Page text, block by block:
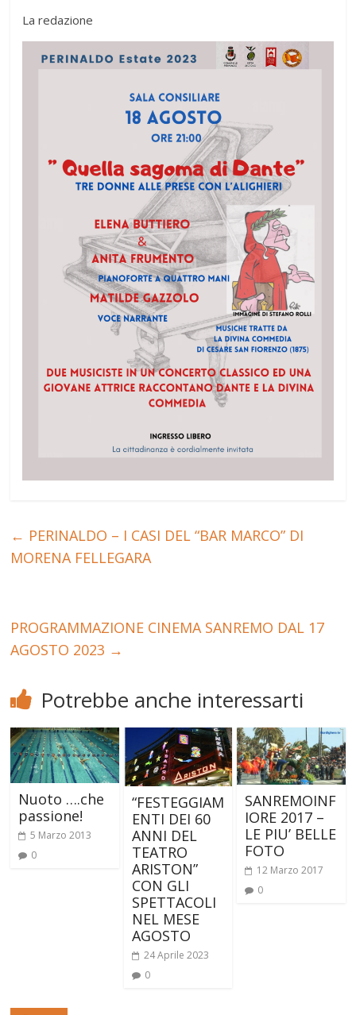
La redazione
← PERINALDO – I CASI DEL “BAR MARCO” DI
MORENA FELLEGARA
PROGRAMMAZIONE CINEMA SANREMO DAL 17
AGOSTO 2023 →
Potrebbe anche interessarti
Nuoto ….che
passione!
5 Marzo 2013
0
“FESTEGGIAM
ENTI DEI 60
ANNI DEL
TEATRO
ARISTON”
CON GLI
SPETTACOLI
NEL MESE
AGOSTO
24 Aprile 2023
0
SANREMOINF
IORE 2017 –
LE PIU’ BELLE
FOTO
12 Marzo 2017
0